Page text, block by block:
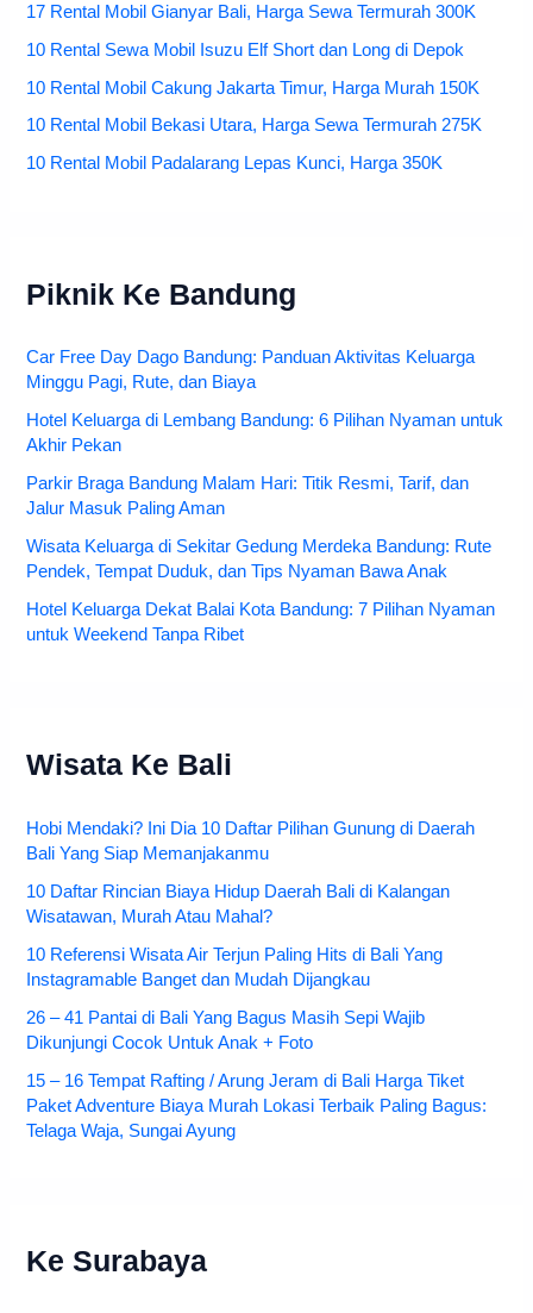
17 Rental Mobil Gianyar Bali, Harga Sewa Termurah 300K
10 Rental Sewa Mobil Isuzu Elf Short dan Long di Depok
10 Rental Mobil Cakung Jakarta Timur, Harga Murah 150K
10 Rental Mobil Bekasi Utara, Harga Sewa Termurah 275K
10 Rental Mobil Padalarang Lepas Kunci, Harga 350K
Piknik Ke Bandung
Car Free Day Dago Bandung: Panduan Aktivitas Keluarga
Minggu Pagi, Rute, dan Biaya
Hotel Keluarga di Lembang Bandung: 6 Pilihan Nyaman untuk
Akhir Pekan
Parkir Braga Bandung Malam Hari: Titik Resmi, Tarif, dan
Jalur Masuk Paling Aman
Wisata Keluarga di Sekitar Gedung Merdeka Bandung: Rute
Pendek, Tempat Duduk, dan Tips Nyaman Bawa Anak
Hotel Keluarga Dekat Balai Kota Bandung: 7 Pilihan Nyaman
untuk Weekend Tanpa Ribet
Wisata Ke Bali
Hobi Mendaki? Ini Dia 10 Daftar Pilihan Gunung di Daerah
Bali Yang Siap Memanjakanmu
10 Daftar Rincian Biaya Hidup Daerah Bali di Kalangan
Wisatawan, Murah Atau Mahal?
10 Referensi Wisata Air Terjun Paling Hits di Bali Yang
Instagramable Banget dan Mudah Dijangkau
26 – 41 Pantai di Bali Yang Bagus Masih Sepi Wajib
Dikunjungi Cocok Untuk Anak + Foto
15 – 16 Tempat Rafting / Arung Jeram di Bali Harga Tiket
Paket Adventure Biaya Murah Lokasi Terbaik Paling Bagus:
Telaga Waja, Sungai Ayung
Ke Surabaya